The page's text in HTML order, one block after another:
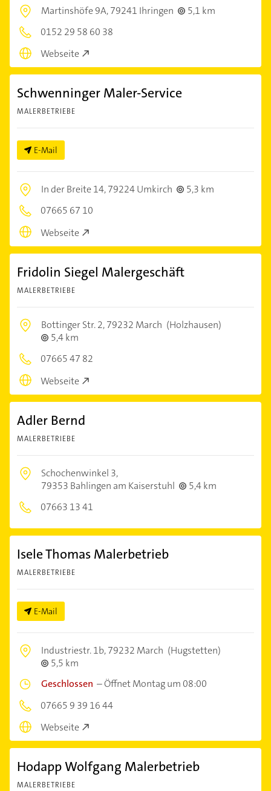
Martinshöfe 9A,79241 Ihringen
5,1 km
0152 29 58 60 38
Webseite
Schwenninger Maler-Service
MALERBETRIEBE
E-Mail
In der Breite 14,79224 Umkirch
5,3 km
07665 67 10
Webseite
Fridolin Siegel Malergeschäft
MALERBETRIEBE
Bottinger Str. 2,79232 March (Holzhausen)
5,4 km
07665 47 82
Webseite
Adler Bernd
MALERBETRIEBE
Schochenwinkel 3,
79353 Bahlingen am Kaiserstuhl
5,4 km
07663 13 41
Isele Thomas Malerbetrieb
MALERBETRIEBE
E-Mail
Industriestr. 1b,79232 March (Hugstetten)
5,5 km
Geschlossen –Öffnet Montag um 08:00
07665 9 39 16 44
Webseite
Hodapp Wolfgang Malerbetrieb
MALERBETRIEBE